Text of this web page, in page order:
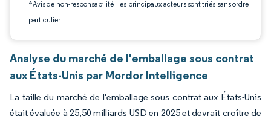
*Avis de non-responsabilité : les principaux acteurs sont triés sans ordre
particulier
Analyse du marché de l'emballage sous contrat
aux États-Unis par Mordor Intelligence
La taille du marché de l'emballage sous contrat aux États-Unis
était évaluée à 25,50 milliards USD en 2025 et devrait croître de